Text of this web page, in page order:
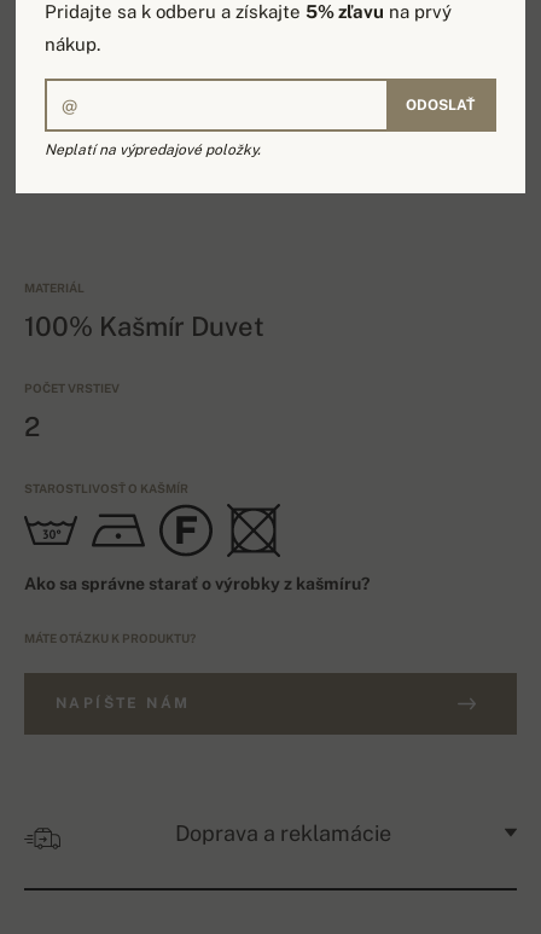
jemný pánsky sveter s okrúhlym výstrihom. Skvelý na
nosenie na holom tele, využijete aj ako tielko pod
MATERIÁL
100% Kašmír Duvet
POČET VRSTIEV
2
STAROSTLIVOSŤ O KAŠMÍR
Ako sa správne starať o výrobky z kašmíru?
MÁTE OTÁZKU K PRODUKTU?
NAPÍŠTE NÁM
Doprava a reklamácie
Pridajte sa k odberu a získajte5% zľavu na prvý
nákup.
ODOSLAŤ
Neplatí na výpredajové položky.